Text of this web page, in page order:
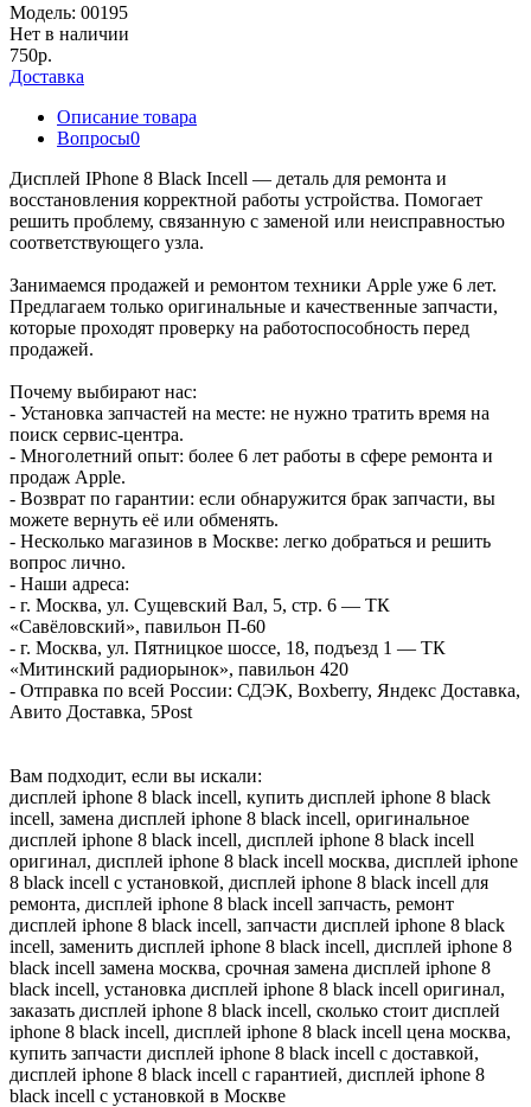
Модель: 00195
Нет в наличии
750р.
Доставка
Описание товара
Вопросы0
Дисплей IPhone 8 Black Incell — деталь для ремонта и
восстановления корректной работы устройства. Помогает
решить проблему, связанную с заменой или неисправностью
соответствующего узла.
Занимаемся продажей и ремонтом техники Apple уже 6 лет.
Предлагаем только оригинальные и качественные запчасти,
которые проходят проверку на работоспособность перед
продажей.
Почему выбирают нас:
- Установка запчастей на месте: не нужно тратить время на
поиск сервис-центра.
- Многолетний опыт: более 6 лет работы в сфере ремонта и
продаж Apple.
- Возврат по гарантии: если обнаружится брак запчасти, вы
можете вернуть её или обменять.
- Несколько магазинов в Москве: легко добраться и решить
вопрос лично.
- Наши адреса:
- г. Москва, ул. Сущевский Вал, 5, стр. 6 — ТК
«Савёловский», павильон П-60
- г. Москва, ул. Пятницкое шоссе, 18, подъезд 1 — ТК
«Митинский радиорынок», павильон 420
- Отправка по всей России: СДЭК, Boxberry, Яндекс Доставка,
Авито Доставка, 5Post
Вам подходит, если вы искали:
дисплей iphone 8 black incell, купить дисплей iphone 8 black
incell, замена дисплей iphone 8 black incell, оригинальное
дисплей iphone 8 black incell, дисплей iphone 8 black incell
оригинал, дисплей iphone 8 black incell москва, дисплей iphone
8 black incell с установкой, дисплей iphone 8 black incell для
ремонта, дисплей iphone 8 black incell запчасть, ремонт
дисплей iphone 8 black incell, запчасти дисплей iphone 8 black
incell, заменить дисплей iphone 8 black incell, дисплей iphone 8
black incell замена москва, срочная замена дисплей iphone 8
black incell, установка дисплей iphone 8 black incell оригинал,
заказать дисплей iphone 8 black incell, сколько стоит дисплей
iphone 8 black incell, дисплей iphone 8 black incell цена москва,
купить запчасти дисплей iphone 8 black incell с доставкой,
дисплей iphone 8 black incell с гарантией, дисплей iphone 8
black incell с установкой в Москве